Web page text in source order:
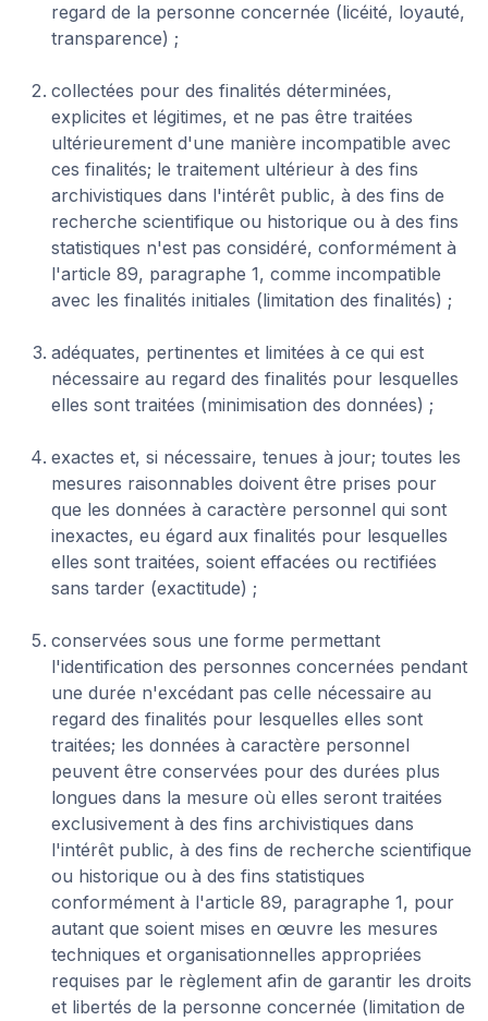
regard de la personne concernée (licéité, loyauté,
transparence) ;
collectées pour des finalités déterminées,
explicites et légitimes, et ne pas être traitées
ultérieurement d'une manière incompatible avec
ces finalités; le traitement ultérieur à des fins
archivistiques dans l'intérêt public, à des fins de
recherche scientifique ou historique ou à des fins
statistiques n'est pas considéré, conformément à
l'article 89, paragraphe 1, comme incompatible
avec les finalités initiales (limitation des finalités) ;
adéquates, pertinentes et limitées à ce qui est
nécessaire au regard des finalités pour lesquelles
elles sont traitées (minimisation des données) ;
exactes et, si nécessaire, tenues à jour; toutes les
mesures raisonnables doivent être prises pour
que les données à caractère personnel qui sont
inexactes, eu égard aux finalités pour lesquelles
elles sont traitées, soient effacées ou rectifiées
sans tarder (exactitude) ;
conservées sous une forme permettant
l'identification des personnes concernées pendant
une durée n'excédant pas celle nécessaire au
regard des finalités pour lesquelles elles sont
traitées; les données à caractère personnel
peuvent être conservées pour des durées plus
longues dans la mesure où elles seront traitées
exclusivement à des fins archivistiques dans
l'intérêt public, à des fins de recherche scientifique
ou historique ou à des fins statistiques
conformément à l'article 89, paragraphe 1, pour
autant que soient mises en œuvre les mesures
techniques et organisationnelles appropriées
requises par le règlement afin de garantir les droits
et libertés de la personne concernée (limitation de